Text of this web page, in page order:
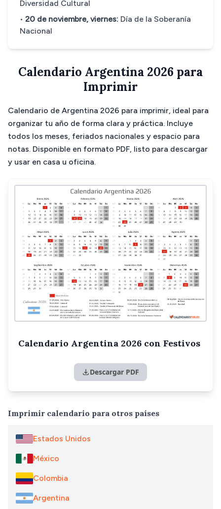
Diversidad Cultural
• 20 de noviembre, viernes: Día de la Soberanía
Nacional
Calendario Argentina 2026 para
Imprimir
Calendario de Argentina 2026 para imprimir, ideal para
organizar tu año de forma clara y práctica. Incluye
todos los meses, feriados nacionales y espacio para
notas. Disponible en formato PDF, listo para descargar
y usar en casa u oficina.
Calendario Argentina 2026 con Festivos
Descargar PDF
Imprimir calendario para otros países
Estados Unidos
México
Colombia
Argentina